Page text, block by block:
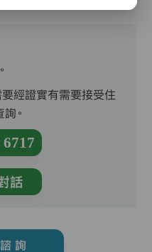
經證實有需要接受住
。
6717
話
詢